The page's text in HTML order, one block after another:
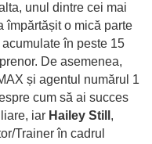
unul dintre cei mai
împărtășit o mică parte
în peste 15
De asemenea,
și agentul numărul 1
cum să ai succes
iar Hailey Still ,
Trainer în cadrul